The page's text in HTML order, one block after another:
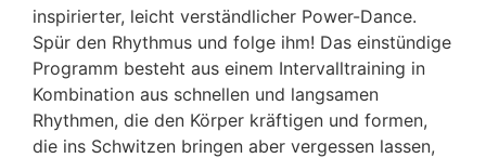
inspirierter, leicht verständlicher Power-Dance.
Spür den Rhythmus und folge ihm! Das einstündige
Programm besteht aus einem Intervalltraining in
Kombination aus schnellen und langsamen
Rhythmen, die den Körper kräftigen und formen,
die ins Schwitzen bringen aber vergessen lassen,